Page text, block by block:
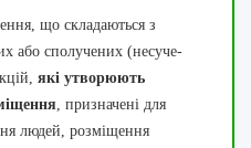
що складаються з
або сполучених (несуче-
які утворюють
, призначені для
людей, розміщення